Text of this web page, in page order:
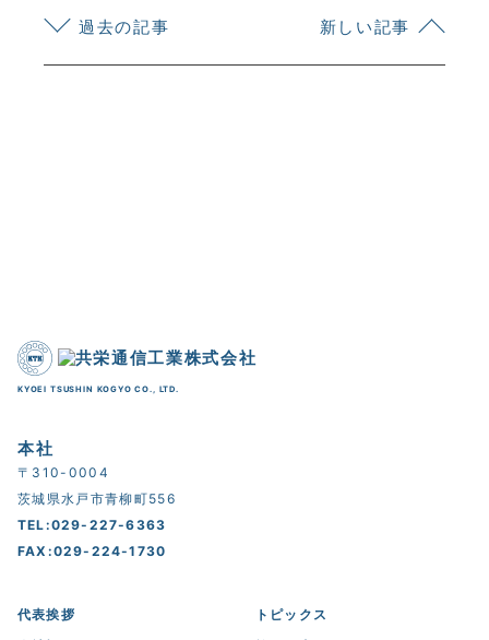
過去の記事 新しい記事
KYOEI TSUSHIN KOGYO CO., LTD.
本社
〒310-0004
茨城県水戸市青柳町556
TEL:029-227-6363
FAX:029-224-1730
代表挨拶
トピックス